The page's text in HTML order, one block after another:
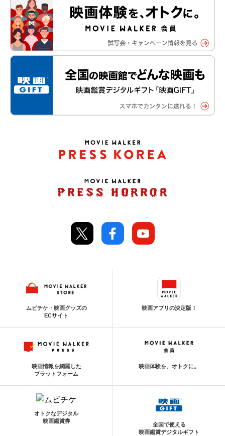
ムビチケ・映画グッズの
ECサイト
映画アプリの決定版！
映画情報を網羅した
プラットフォーム
映画体験を、オトクに。
オトクなデジタル
映画鑑賞券
全国で使える
映画鑑賞デジタルギフト